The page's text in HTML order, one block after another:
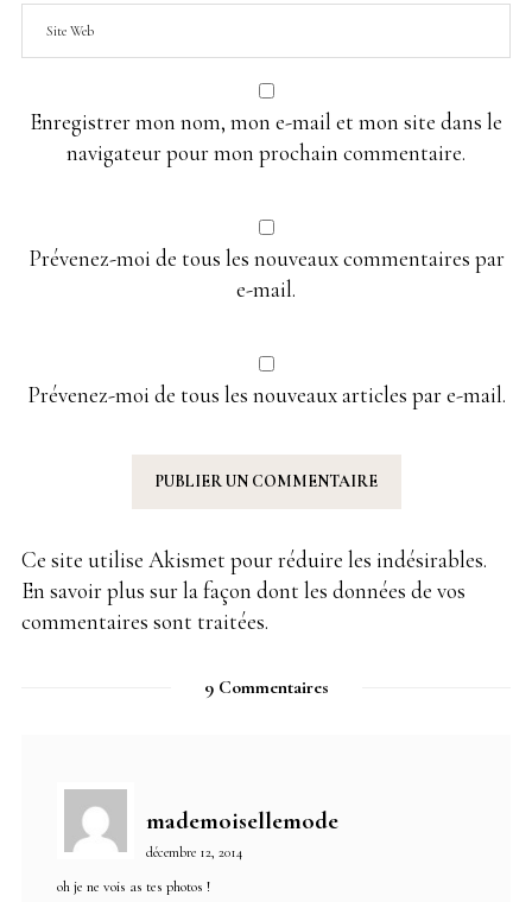
Enregistrer mon nom, mon e-mail et mon site dans le
navigateur pour mon prochain commentaire.
Prévenez-moi de tous les nouveaux commentaires par
e-mail.
Prévenez-moi de tous les nouveaux articles par e-mail.
Ce site utilise Akismet pour réduire les indésirables.
En savoir plus sur la façon dont les données de vos
commentaires sont traitées.
9 Commentaires
mademoisellemode
décembre 12, 2014
oh je ne vois as tes photos !